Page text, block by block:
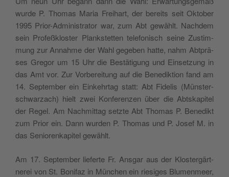
wur­de P. Tho­mas Maria Frei­hart, der berei­ts seit Okto­ber
1995 Prior-Admi­ni­stra­tor war, zum Abt gewä­hlt. Nach­dem
sein Pro­feß­klo­ster Plank­stet­ten tele­fo­ni­sch sei­ne Zustim­
mung zur Annah­me der Wahl gege­ben hat­te, nahm Abt­prä­
ses Gre­gor um 15 Uhr die Bestä­ti­gung und Ein­se­tzung in
das Amt vor. Zur Vor­be­rei­tung auf die Bene­dik­tion fand am
14. Sep­tem­ber ein Ein­kehr­tag statt: Abt Fide­lis (Mün­ster­
sch­war­zach) hielt zwei Kon­fe­ren­zen über die Abtska­pi­tel
der Regel. Am Nach­mit­tag setz­te Abt Tho­mas P. Bene­dikt
zum Prior ein. Dann wur­den P. Tho­mas und P. Josef M. in
das Senio­ren­ka­pi­tel gewählt.
Am 17. Sep­tem­ber lie­fer­te Fr. Ansgar aus der Klo­ster­gärt­
ne­rei von St. Boni­faz in Mün­chen ein rie­si­ges Blu­men­meer,